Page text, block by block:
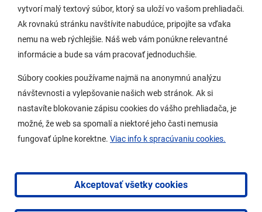
vytvorí malý textový súbor, ktorý sa uloží vo vašom prehliadači.
Ak rovnakú stránku navštívite nabudúce, pripojíte sa vďaka
nemu na web rýchlejšie. Náš web vám ponúkne relevantné
informácie a bude sa vám pracovať jednoduchšie.
Súbory cookies používame najmä na anonymnú analýzu
návštevnosti a vylepšovanie našich web stránok. Ak si
nastavíte blokovanie zápisu cookies do vášho prehliadača, je
možné, že web sa spomalí a niektoré jeho časti nemusia
fungovať úplne korektne. Viac info k spracúvaniu cookies.
Akceptovať všetky cookies
Potrebujem vybaviť
Samospráva
O Lamači
Mobilná aplikácia
Kontakty
Vyhlásenie o prístupnosti